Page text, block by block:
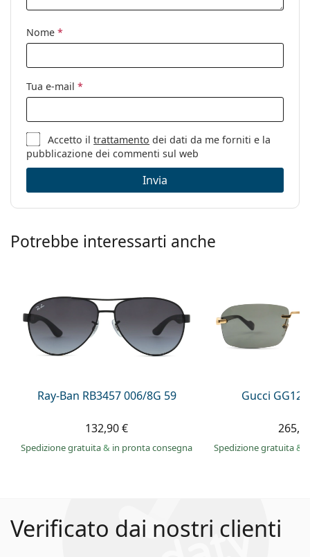
Codice: 235 S5330037316
Nome *
Tua e-mail *
Accetto iltrattamento dei dati da me forniti e la
pubblicazione dei commenti sul web
Invia
Potrebbe interessarti anche
Ray-Ban RB3457 006/8G 59
132,90 €
Spedizione gratuita& in pronta consegna
Gucci
Spedizione gratuita&
Verificato dai nostri clienti